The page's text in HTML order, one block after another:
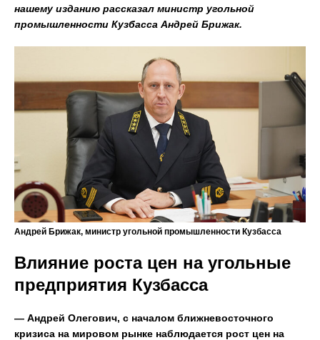
нашему изданию рассказал министр угольной
промышленности Кузбасса Андрей Брижак.
Андрей Брижак, министр угольной промышленности Кузбасса
Влияние роста цен на угольные
предприятия Кузбасса
— Андрей Олегович, с началом ближневосточного
кризиса на мировом рынке наблюдается рост цен на